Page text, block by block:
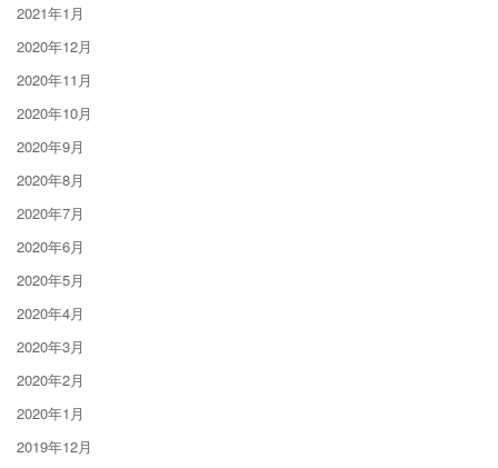
2021年1月
2020年12月
2020年11月
2020年10月
2020年9月
2020年8月
2020年7月
2020年6月
2020年5月
2020年4月
2020年3月
2020年2月
2020年1月
2019年12月